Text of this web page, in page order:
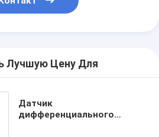
Лучшую Цену Для
Датчик
дифференциального